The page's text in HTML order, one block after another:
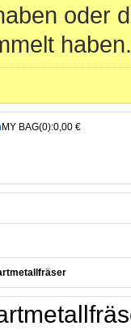
oder
haben.
MY BAG(0):0,00 €